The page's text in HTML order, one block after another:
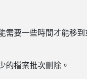
需要一些時間才能移
的檔案批次刪除。